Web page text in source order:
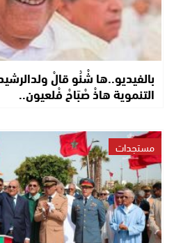
بالفيديو..ها شْنُو قالْ
التنموية هاذْ صْبَاحْ فْلعيون..
مستجدات